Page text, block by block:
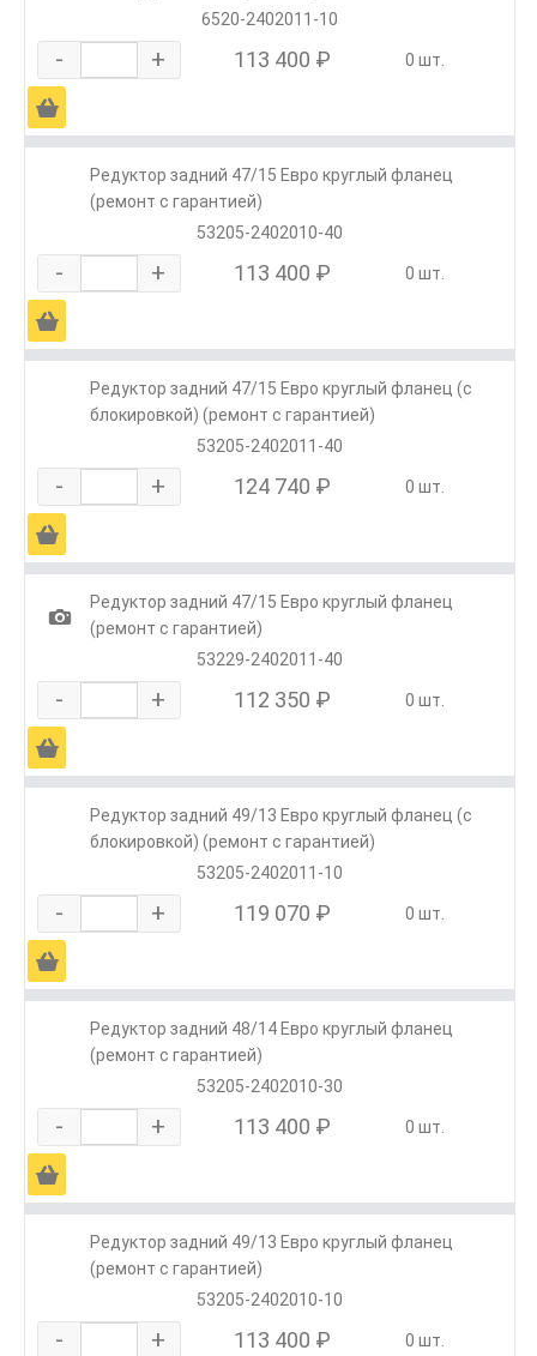
6520-2402011-10
- + 113 400 ₽ 0 шт.
Ä
Редуктор задний 47/15 Евро круглый фланец
(ремонт с гарантией)
53205-2402010-40
- + 113 400 ₽ 0 шт.
Ä
Редуктор задний 47/15 Евро круглый фланец (с
блокировкой) (ремонт с гарантией)
53205-2402011-40
- + 124 740 ₽ 0 шт.
Ä
1
Редуктор задний 47/15 Евро круглый фланец
(ремонт с гарантией)
53229-2402011-40
- + 112 350 ₽ 0 шт.
Ä
Редуктор задний 49/13 Евро круглый фланец (с
блокировкой) (ремонт с гарантией)
53205-2402011-10
- + 119 070 ₽ 0 шт.
Ä
Редуктор задний 48/14 Евро круглый фланец
(ремонт с гарантией)
53205-2402010-30
- + 113 400 ₽ 0 шт.
Ä
Редуктор задний 49/13 Евро круглый фланец
(ремонт с гарантией)
53205-2402010-10
- + 113 400 ₽ 0 шт.